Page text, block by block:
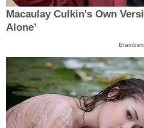
Macaulay Culkin's Own
Alone’